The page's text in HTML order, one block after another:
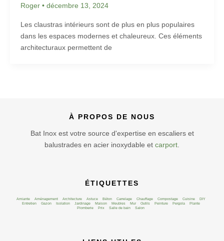
Roger • décembre 13, 2024
Les claustras intérieurs sont de plus en plus populaires
dans les espaces modernes et chaleureux. Ces éléments
architecturaux permettent de
À PROPOS DE NOUS
Bat Inox est votre source d'expertise en escaliers et
balustrades en acier inoxydable et carport
ÉTIQUETTES
Amiante Aménagement Architecture Astuce Béton Carrelage Chauffage Compostage Cuisine
DIY
Entretien
Gazon Isolation Jardinage Maison Meubles Mur Outils Peinture Pergola
Plante
Plomberie
Prix Salle de bain Salon